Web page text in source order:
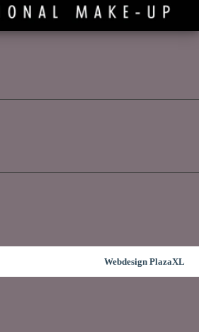
Webdesign PlazaXL